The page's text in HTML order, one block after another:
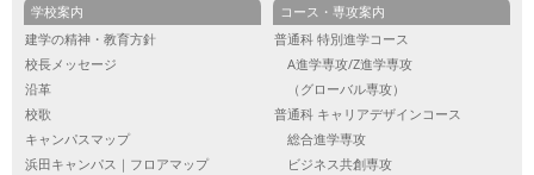
学校案内
建学の精神・教育方針
校長メッセージ
沿革
校歌
キャンパスマップ
浜田キャンパス｜フロアマップ
コース・専攻案内
普通科 特別進学コース
A進学専攻/Z進学専攻
（グローバル専攻）
普通科 キャリアデザインコース
総合進学専攻
ビジネス共創専攻